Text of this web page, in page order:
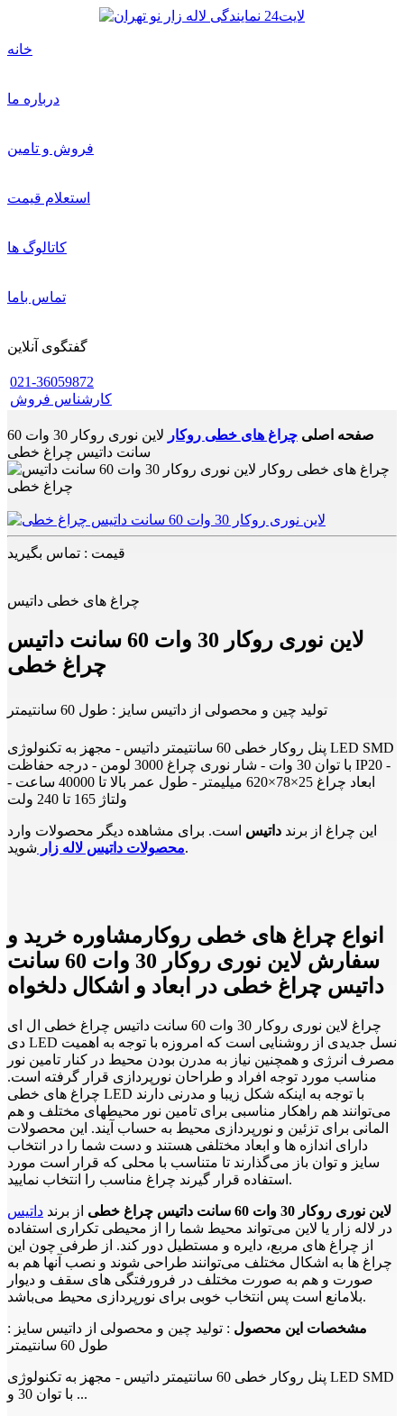
خانه
درباره ما
فروش و تامین
استعلام قیمت
کاتالوگ ها
تماس باما
گفتگوی آنلاین
021-36059872
کارشناس فروش
صفحه اصلی چراغ های خطی روکار
لاین نوری روکار 30 وات 60
سانت داتیس چراغ خطی
قیمت : تماس بگیرید
چراغ های خطی داتیس
لاین نوری روکار 30 وات 60 سانت داتیس
چراغ خطی
تولید چین و محصولی از داتیس سایز : طول 60 سانتیمتر
پنل روکار خطی 60 سانتیمتر داتیس - مجهز به تکنولوژی LED SMD
با توان 30 وات - شار نوری چراغ 3000 لومن - درجه حفاظت IP20 -
ابعاد چراغ 25×78×620 میلیمتر - طول عمر بالا تا 40000 ساعت -
ولتاژ 165 تا 240 ولت
این چراغ از برند داتیس است. برای مشاهده دیگر محصولات وارد
محصولات داتیس لاله زارشوید.
انواع چراغ های خطی روکارمشاوره خرید و
سفارش لاین نوری روکار 30 وات 60 سانت
داتیس چراغ خطی در ابعاد و اشکال دلخواه
چراغ لاین نوری روکار 30 وات 60 سانت داتیس چراغ خطی ال ای
دی LED نسل جدیدی از روشنایی است که امروزه با توجه به اهمیت
مصرف انرژی و همچنین نیاز به مدرن بودن محیط در کنار تامین نور
مناسب مورد توجه افراد و طراحان نورپردازی قرار گرفته است.
چراغ های خطی LED با توجه به اینکه شکل زیبا و مدرنی دارند
می‌توانند هم راهکار مناسبی برای تامین نور محیطهای مختلف و هم
المانی برای تزئین و نورپردازی محیط به حساب آیند. این محصولات
دارای اندازه ها و ابعاد مختلفی هستند و دست شما را در انتخاب
سایز و توان باز می‌گذارند تا متناسب با محلی که قرار است مورد
استفاده قرار گیرند چراغ مناسب را انتخاب نمایید.
لاین نوری روکار 30 وات 60 سانت داتیس چراغ خطی از برند داتیس
در لاله زار یا لاین می‌تواند محیط شما را از محیطی تکراری استفاده
از چراغ های مربع، دایره و مستطیل دور کند. از طرفی چون این
چراغ ها به اشکال مختلف می‌توانند طراحی شوند و نصب آنها هم به
صورت و هم به صورت مختلف در فرورفتگی های سقف و دیوار
بلامانع است پس انتخاب خوبی برای نورپردازی محیط می‌باشد.
مشخصات این محصول : تولید چین و محصولی از داتیس سایز :
طول 60 سانتیمتر
پنل روکار خطی 60 سانتیمتر داتیس - مجهز به تکنولوژی LED SMD
با توان 30 و ...